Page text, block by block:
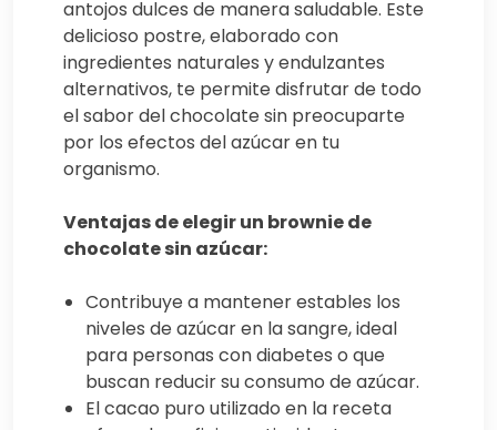
antojos dulces de manera saludable. Este
delicioso postre, elaborado con
ingredientes naturales y endulzantes
alternativos, te permite disfrutar de todo
el sabor del chocolate sin preocuparte
por los efectos del azúcar en tu
organismo.
Ventajas de elegir un brownie de
chocolate sin azúcar:
Contribuye a mantener estables los
niveles de azúcar en la sangre, ideal
para personas con diabetes o que
buscan reducir su consumo de azúcar.
El cacao puro utilizado en la receta